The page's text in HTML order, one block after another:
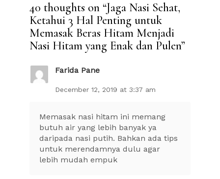
40 thoughts on “Jaga Nasi Sehat,
Ketahui 3 Hal Penting untuk
Memasak Beras Hitam Menjadi
Nasi Hitam yang Enak dan Pulen”
Farida Pane
December 12, 2019 at 3:37 am
Memasak nasi hitam ini memang
butuh air yang lebih banyak ya
daripada nasi putih. Bahkan ada tips
untuk merendamnya dulu agar
lebih mudah empuk